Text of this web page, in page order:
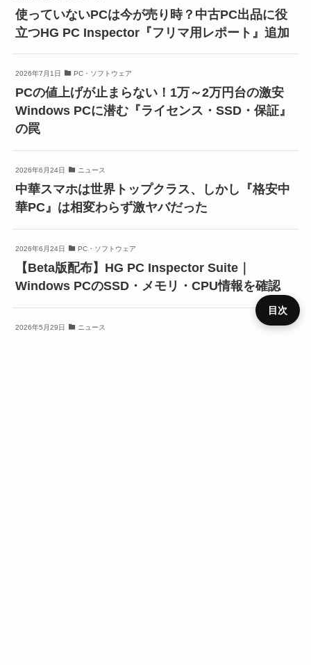
使っていないPCは今が売り時？中古PC出品に役
立つHG PC Inspector『フリマ用レポート』追加
2026年7月1日 PC・ソフトウェア
PCの値上げが止まらない！1万～2万円台の激安
Windows PCに潜む『ライセンス・SSD・保証』
の罠
2026年6月24日 ニュース
中華スマホは世界トップクラス、しかし『格安中
華PC』は相変わらず激ヤバだった
2026年6月24日 PC・ソフトウェア
【Beta版配布】HG PC Inspector Suite｜
Windows PCのSSD・メモリ・CPU情報を確認
2026年5月29日 ニュース
目次